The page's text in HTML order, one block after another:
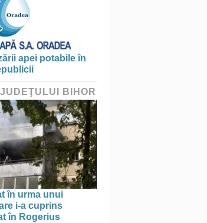
apei potabile în
BIHOR
în urma unui
i-a cuprins
în Rogerius